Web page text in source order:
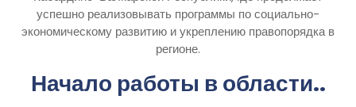
успешно реализовывать программы по социально-
экономическому развитию и укреплению правопорядка в
регионе.
Начало работы в области..